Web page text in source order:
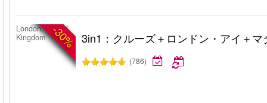
-30%
London, United
Kingdom
3in1：クルーズ＋ロンドン・アイ＋
(786)